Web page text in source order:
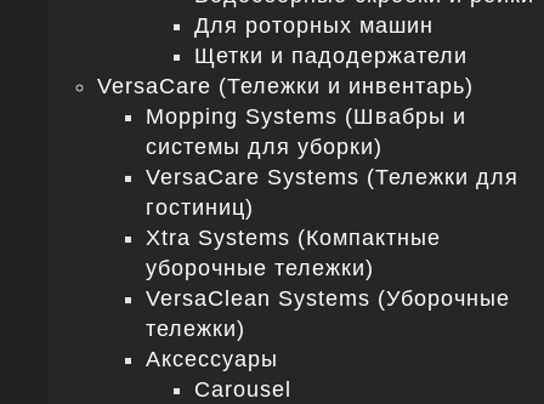
Для роторных машин
Щетки и падодержатели
VersaCare (Тележки и инвентарь)
Mopping Systems (Швабры и
системы для уборки)
VersaCare Systems (Тележки для
гостиниц)
Xtra Systems (Компактные
уборочные тележки)
VersaClean Systems (Уборочные
тележки)
Аксессуары
Carousel